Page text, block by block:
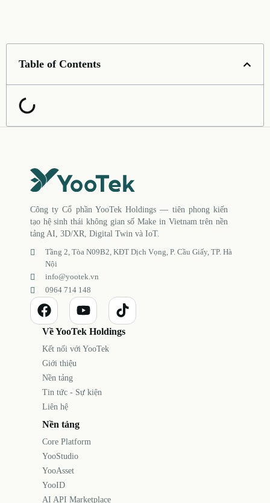
Table of Contents
Công ty Cổ phần YooTek Holdings — tiên phong kiến
tạo hệ sinh thái không gian số Make in Vietnam trên nền
tảng AI, 3D/XR, Digital Twin và IoT.
Tầng 2, Tòa N09B2, KĐT Dịch Vọng, P. Cầu Giấy, TP. Hà
Nội
info@yootek.vn
0964 714 148
Về YooTek Holdings
Kết nối với YooTek
Giới thiệu
Nền tảng
Tin tức - Sự kiện
Liên hệ
Nền tảng
Core Platform
YooStudio
YooAsset
YooID
AI API Marketplace